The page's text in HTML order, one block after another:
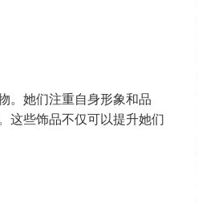
。她们注重自身形象和品
这些饰品不仅可以提升她们